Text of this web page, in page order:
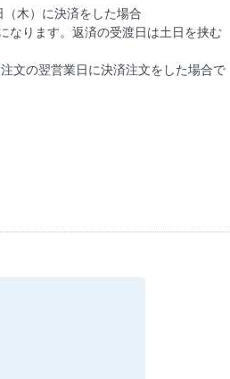
木）に決済をした場合
なります。返済の受渡日は土日を挟む
文の翌営業日に決済注文をした場合で